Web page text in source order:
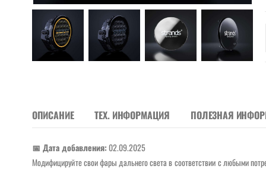
ОПИСАНИЕ ТЕХ. ИНФОРМАЦИЯ ПОЛЕЗНАЯ
📅 Дата добавления:02.09.2025
Модифицируйте свои фары дальнего света в соответствии с любыми